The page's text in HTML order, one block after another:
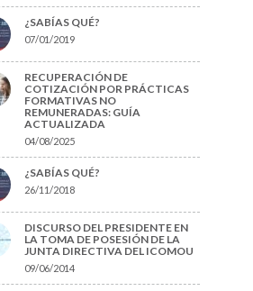
¿SABÍAS QUÉ?
07/01/2019
RECUPERACIÓN DE
COTIZACIÓN POR PRÁCTICAS
FORMATIVAS NO
REMUNERADAS: GUÍA
ACTUALIZADA
04/08/2025
¿SABÍAS QUÉ?
26/11/2018
DISCURSO DEL PRESIDENTE EN
LA TOMA DE POSESIÓN DE LA
JUNTA DIRECTIVA DEL ICOMOU
09/06/2014